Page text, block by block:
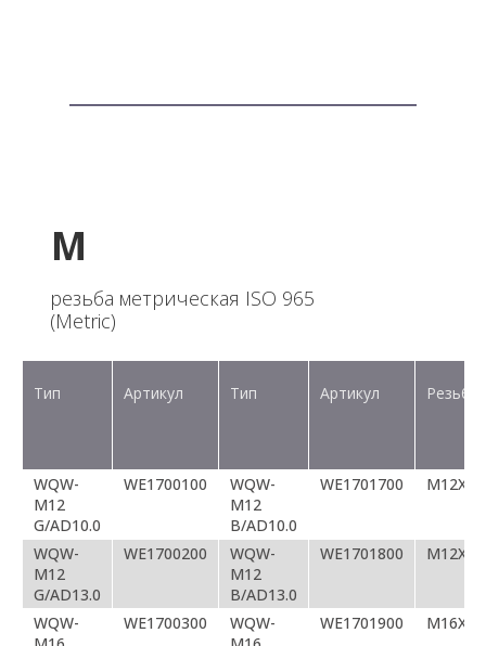
M
резьба метрическая ISO 965
(Metric)
Тип Артикул Тип Артикул Резьба
WQW-
M12
G/AD10.0
WE1700100
WQW-
M12
B/AD10.0
WE1701700 M12X1.5
WQW-
M12
G/AD13.0
WE1700200
WQW-
M12
B/AD13.0
WE1701800 M12X1.5
WQW-
WE1700300
WQW-
WE1701900 M16X1.5